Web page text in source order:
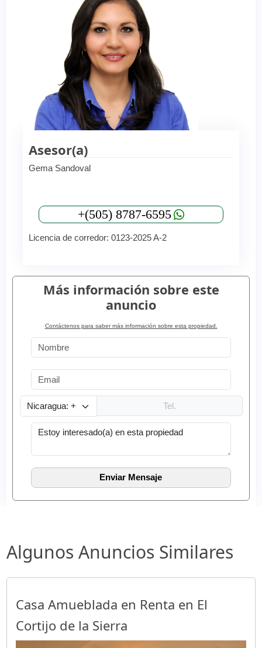
Asesor(a)
Gema Sandoval
+(505) 8787-6595
Licencia de corredor: 0123-2025 A-2
Más información sobre este
anuncio
Contáctenos para saber más información sobre esta propiedad.
Algunos Anuncios Similares
Casa Amueblada en Renta en El
Cortijo de la Sierra